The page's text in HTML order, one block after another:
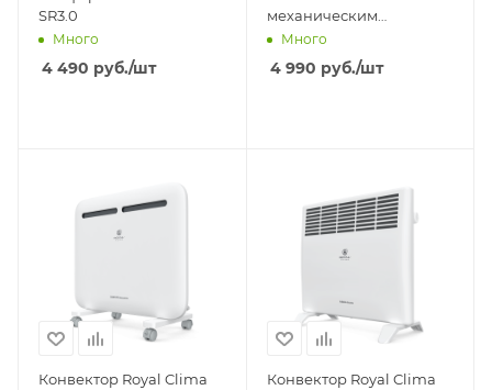
SR3.0
Много
4 490 руб./шт
механическим
управлением ZHC-1500
Много
4 990 руб./шт
Конвектор Royal Clima
Конвектор Royal Clima